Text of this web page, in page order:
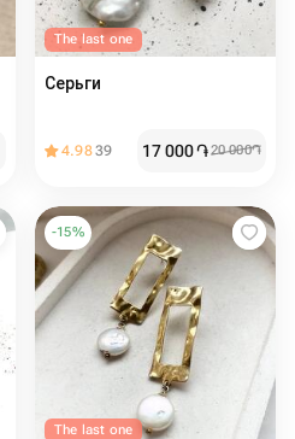
The last one
Серьги
4.9839 17 000֏20 000֏
-15%
The last one